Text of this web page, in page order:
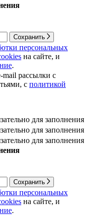
Сохранить
персональных
на сайте, и
.
mail рассылки с
с политикой
для заполнения
для заполнения
для заполнения
Сохранить
персональных
на сайте, и
.